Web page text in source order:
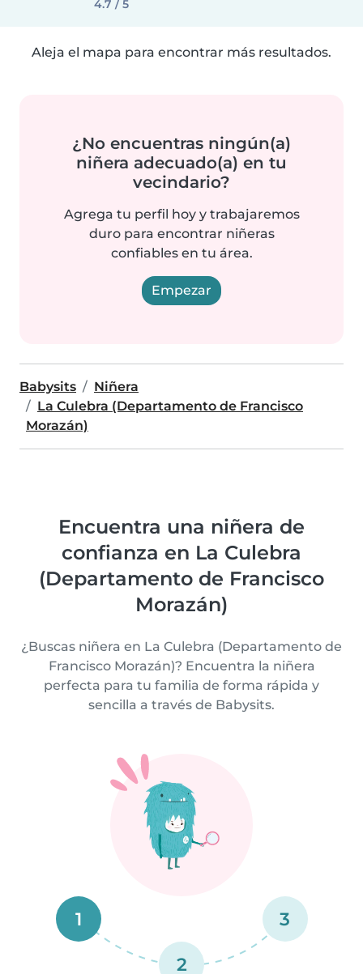
4.7 / 5
Aleja el mapa para encontrar más resultados.
¿No encuentras ningún(a)
niñera adecuado(a) en tu
vecindario?
Agrega tu perfil hoy y trabajaremos
duro para encontrar niñeras
confiables en tu área.
Empezar
Babysits
Niñera
La Culebra (Departamento de Francisco
Morazán)
Encuentra una niñera de
confianza en La Culebra
(Departamento de Francisco
Morazán)
¿Buscas niñera en La Culebra (Departamento de
Francisco Morazán)? Encuentra la niñera
perfecta para tu familia de forma rápida y
sencilla a través de Babysits.
1
2
3